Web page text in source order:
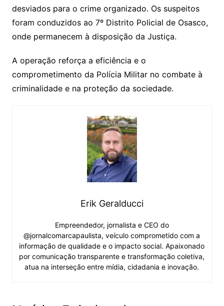
desviados para o crime organizado. Os suspeitos
foram conduzidos ao 7º Distrito Policial de Osasco,
onde permanecem à disposição da Justiça.
A operação reforça a eficiência e o
comprometimento da Polícia Militar no combate à
criminalidade e na proteção da sociedade.
Erik Geralducci
Empreendedor, jornalista e CEO do
@jornalcomarcapaulista, veículo comprometido com a
informação de qualidade e o impacto social. Apaixonado
por comunicação transparente e transformação coletiva,
atua na interseção entre mídia, cidadania e inovação.